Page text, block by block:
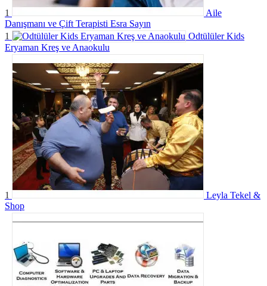
1
Aile
Danışmanı ve Çift Terapisti Esra Sayın
1
Odtülüler Kids
Eryaman Kreş ve Anaokulu
1
Leyla Tekel &
Shop